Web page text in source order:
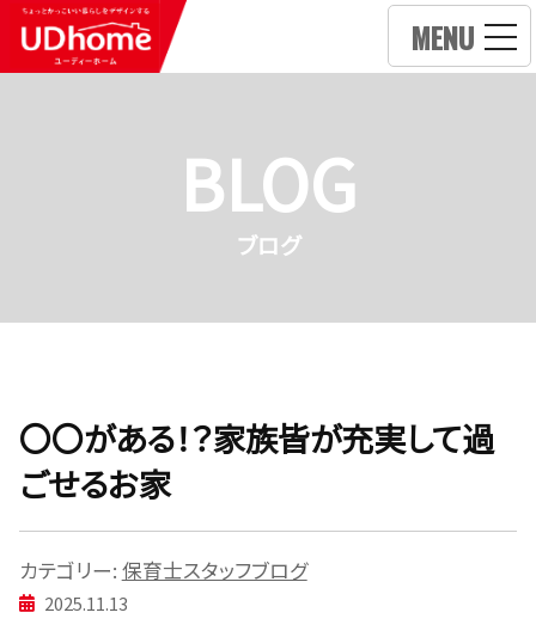
MENU
BLOG
ブログ
〇〇がある！？家族皆が充実して過
ごせるお家
カテゴリー: 保育士スタッフブログ
2025.11.13